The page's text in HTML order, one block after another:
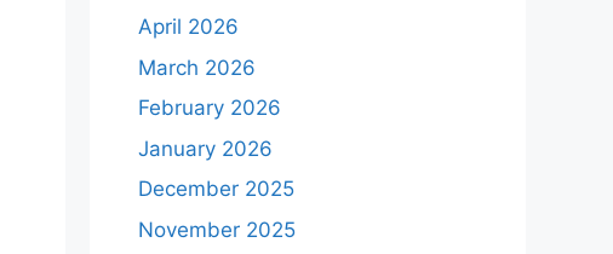
April 2026
March 2026
February 2026
January 2026
December 2025
November 2025